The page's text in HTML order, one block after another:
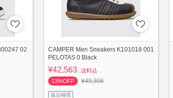
02
CAMPER Men Sneakers K101018 001
PELOTAS 0 Black
¥42,563 送料込
13%OFF
¥49,306
返品補償